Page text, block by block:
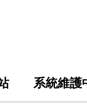
站 系統維護